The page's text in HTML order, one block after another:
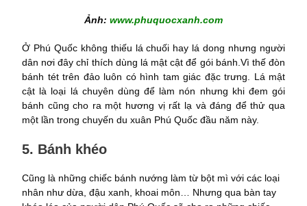
Ảnh: www.phuquocxanh.com
Ở Phú Quốc không thiếu lá chuối hay lá dong nhưng người
dân nơi đây chỉ thích dùng lá mật cật để gói bánh.Vì thế đòn
bánh tét trên đảo luôn có hình tam giác đặc trưng. Lá mật
cật là loại lá chuyên dùng để làm nón nhưng khi đem gói
bánh cũng cho ra một hương vị rất lạ và đáng để thử qua
một lần trong chuyến du xuân Phú Quốc đầu năm này.
5. Bánh khéo
Cũng là những chiếc bánh nướng làm từ bột mì với các loại
nhân như dừa, đậu xanh, khoai môn… Nhưng qua bàn tay